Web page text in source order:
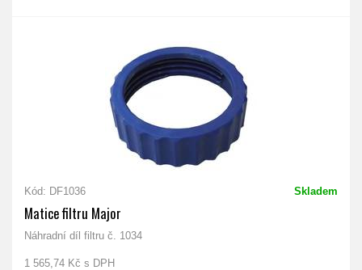
Kód: DF1036 Skladem
Matice filtru Major
Náhradní díl filtru č. 1034
1 565,74 Kč s DPH